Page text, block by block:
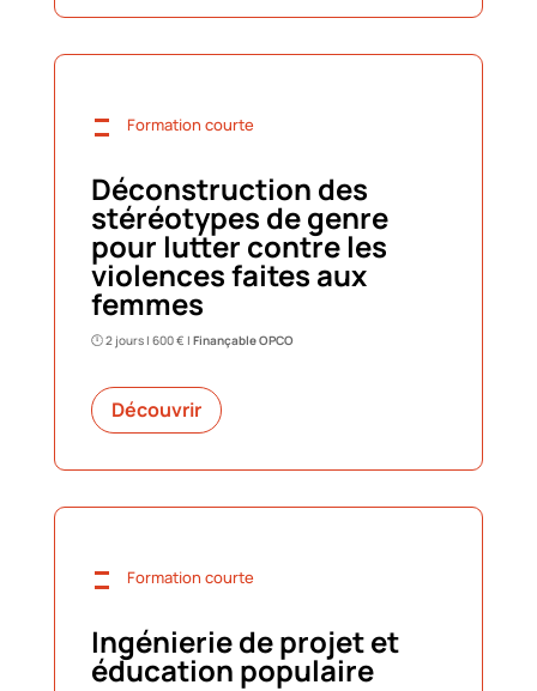
Formation courte
=
Déconstruction des
stéréotypes de genre
pour lutter contre les
violences faites aux
femmes
🕛 2 jours | 600 € | Finançable OPCO
Découvrir
Formation courte
=
Ingénierie de projet et
éducation populaire